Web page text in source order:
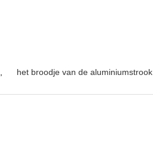
het broodje van de aluminiumstrook